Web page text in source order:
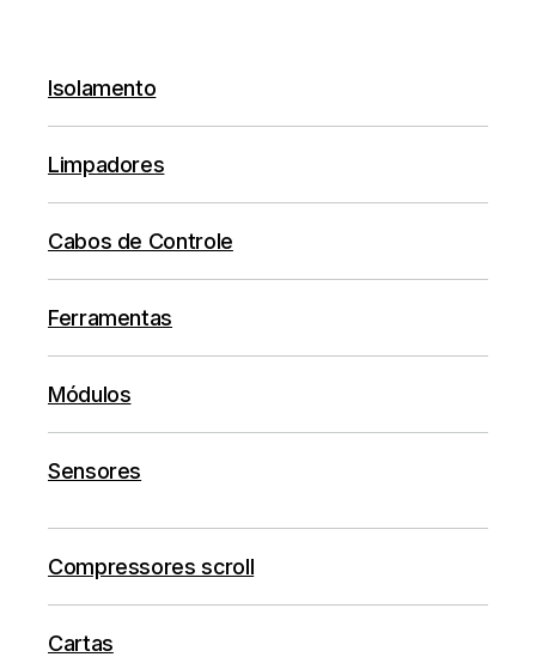
Isolamento
Limpadores
Cabos de Controle
Ferramentas
Módulos
Sensores
Compressores scroll
Cartas